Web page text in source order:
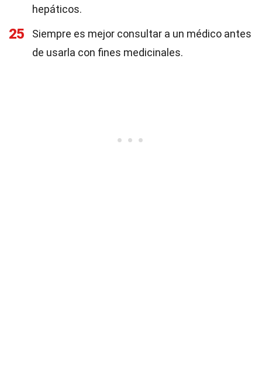
hepáticos.
25
Siempre es mejor consultar a un médico antes
de usarla con fines medicinales.